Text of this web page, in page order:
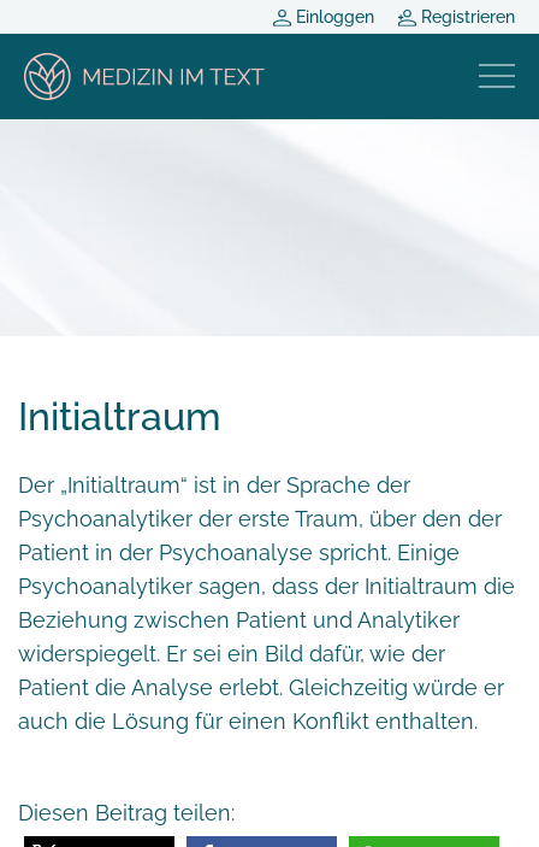
Einloggen Registrieren
Initialtraum
Der „Initialtraum“ ist in der Sprache der
Psychoanalytiker der erste Traum, über den der
Patient in der Psychoanalyse spricht. Einige
Psychoanalytiker sagen, dass der Initialtraum die
Beziehung zwischen Patient und Analytiker
widerspiegelt. Er sei ein Bild dafür, wie der
Patient die Analyse erlebt. Gleichzeitig würde er
auch die Lösung für einen Konflikt enthalten.
Diesen Beitrag teilen: